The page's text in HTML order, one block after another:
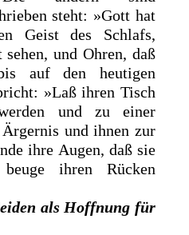
steht: »Gott hat
Geist des Schlafs,
und Ohren, daß
auf den heutigen
»Laß ihren Tisch
und zu einer
und ihnen zur
ihre Augen, daß sie
ihren Rücken
als Hoffnung für